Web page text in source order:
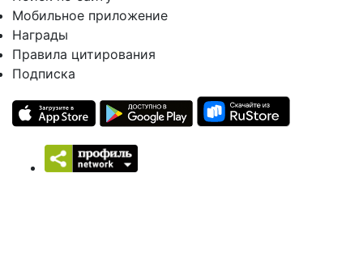
Мобильное приложение
Награды
Правила цитирования
Подписка